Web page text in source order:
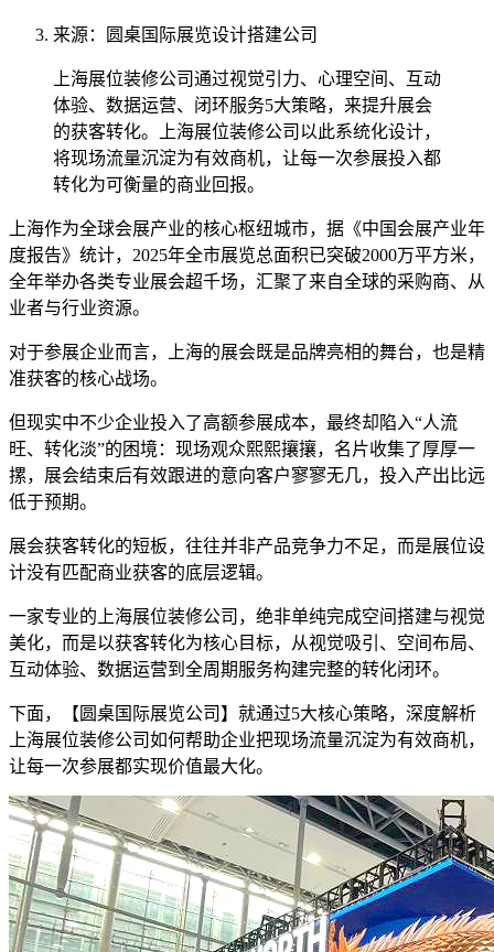
来源：圆桌国际展览设计搭建公司
上海展位装修公司通过视觉引力、心理空间、互动
体验、数据运营、闭环服务5大策略，来提升展会
的获客转化。上海展位装修公司以此系统化设计，
将现场流量沉淀为有效商机，让每一次参展投入都
转化为可衡量的商业回报。
上海作为全球会展产业的核心枢纽城市，据《中国会展产业年
度报告》统计，2025年全市展览总面积已突破2000万平方米，
全年举办各类专业展会超千场，汇聚了来自全球的采购商、从
业者与行业资源。
对于参展企业而言，上海的展会既是品牌亮相的舞台，也是精
准获客的核心战场。
但现实中不少企业投入了高额参展成本，最终却陷入“人流
旺、转化淡”的困境：现场观众熙熙攘攘，名片收集了厚厚一
摞，展会结束后有效跟进的意向客户寥寥无几，投入产出比远
低于预期。
展会获客转化的短板，往往并非产品竞争力不足，而是展位设
计没有匹配商业获客的底层逻辑。
一家专业的上海展位装修公司，绝非单纯完成空间搭建与视觉
美化，而是以获客转化为核心目标，从视觉吸引、空间布局、
互动体验、数据运营到全周期服务构建完整的转化闭环。
下面，【圆桌国际展览公司】就通过5大核心策略，深度解析
上海展位装修公司如何帮助企业把现场流量沉淀为有效商机，
让每一次参展都实现价值最大化。